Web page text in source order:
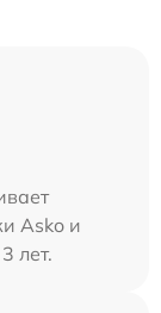
Asko и
лет.